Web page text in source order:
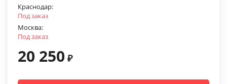
Краснодар:
Под заказ
Москва:
Под заказ
20 250 ₽